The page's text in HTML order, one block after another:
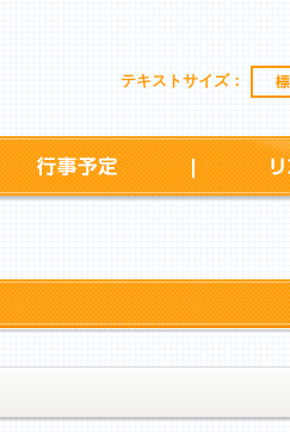
テキストサイズ：
だより 行事予定